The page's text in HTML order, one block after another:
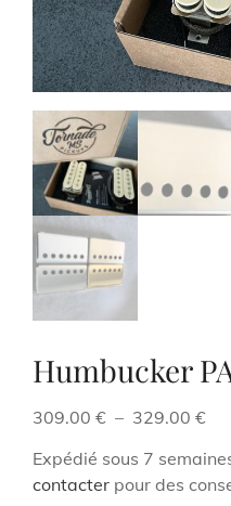
Humbucker
309.00 € – 329.00 €
Expédié sous 7
contacter pour des